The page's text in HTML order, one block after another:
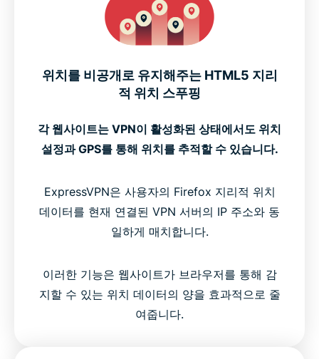
위치를 비공개로 유지해주는 HTML5 지리
적 위치 스푸핑
각 웹사이트는 VPN이 활성화된 상태에서도 위치
설정과 GPS를 통해 위치를 추적할 수 있습니다.
ExpressVPN은 사용자의 Firefox 지리적 위치
데이터를 현재 연결된 VPN 서버의 IP 주소와 동
일하게 매치합니다.
이러한 기능은 웹사이트가 브라우저를 통해 감
지할 수 있는 위치 데이터의 양을 효과적으로 줄
여줍니다.